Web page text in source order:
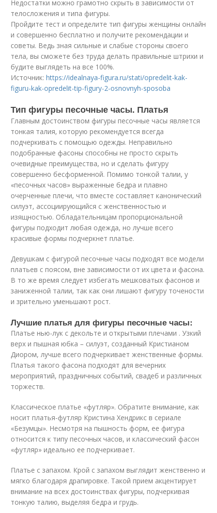
Недостатки можно грамотно скрыть в зависимости от
телосложения и типа фигуры.
Пройдите тест и определите тип фигуры женщины онлайн
и совершенно бесплатно и получите рекомендации и
советы. Ведь зная сильные и слабые стороны своего
тела, вы сможете без труда делать правильные штрихи и
будите выглядеть на все 100%.
Источник:https://idealnaya-figura.ru/stati/opredelit-kak-
figuru-kak-opredelit-tip-figury-2-osnovnyh-sposoba
Тип фигуры песочные часы. Платья
Главным достоинством фигуры песочные часы является
тонкая талия, которую рекомендуется всегда
подчеркивать с помощью одежды. Неправильно
подобранные фасоны способны не просто скрыть
очевидные преимущества, но и сделать фигуру
совершенно бесформенной. Помимо тонкой талии, у
«песочных часов» выраженные бедра и плавно
очерченные плечи, что вместе составляет канонический
силуэт, ассоциирующийся с женственностью и
изящностью. Обладательницам пропорциональной
фигуры подходит любая одежда, но лучше всего
красивые формы подчеркнет платье.
Девушкам с фигурой песочные часы подходят все модели
платьев с поясом, вне зависимости от их цвета и фасона.
В то же время следует избегать мешковатых фасонов и
заниженной талии, так как они лишают фигуру точености
и зрительно уменьшают рост.
Лучшие платья для фигуры песочные часы:
Платье нью-лук с декольте и открытыми плечами . Узкий
верх и пышная юбка – силуэт, созданный Кристианом
Диором, лучше всего подчеркивает женственные формы.
Платья такого фасона подходят для вечерних
мероприятий, праздничных событий, свадеб и различных
торжеств.
Классическое платье «футляр». Обратите внимание, как
носит платья-футляр Кристина Хендрикс в сериале
«Безумцы». Несмотря на пышность форм, ее фигура
относится к типу песочных часов, и классический фасон
«футляр» идеально ее подчеркивает.
Платье с запахом. Крой с запахом выглядит женственно и
мягко благодаря драпировке. Такой прием акцентирует
внимание на всех достоинствах фигуры, подчеркивая
тонкую талию, выделяя бедра и грудь.